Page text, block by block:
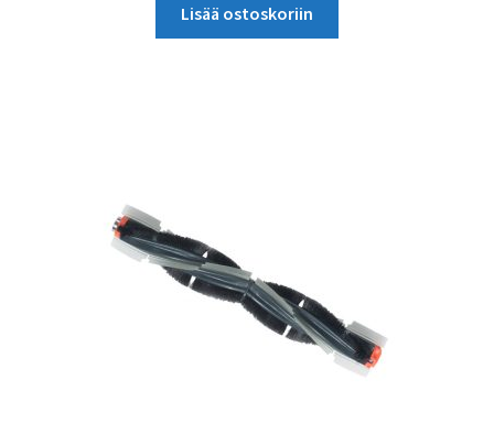
Lisää ostoskoriin